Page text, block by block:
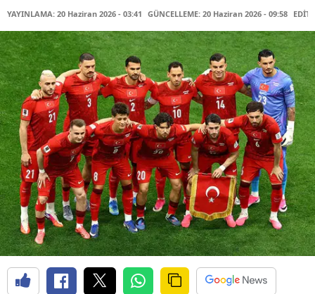
YAYINLAMA: 20 Haziran 2026 - 03:41 GÜNCELLEME: 20 Haziran 2026 - 09:58